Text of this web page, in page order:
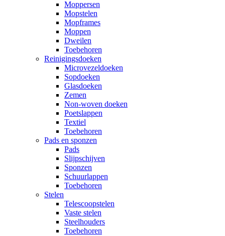
Moppersen
Mopstelen
Mopframes
Moppen
Dweilen
Toebehoren
Reinigingsdoeken
Microvezeldoeken
Sopdoeken
Glasdoeken
Zemen
Non-woven doeken
Poetslappen
Textiel
Toebehoren
Pads en sponzen
Pads
Slijpschijven
Sponzen
Schuurlappen
Toebehoren
Stelen
Telescoopstelen
Vaste stelen
Steelhouders
Toebehoren